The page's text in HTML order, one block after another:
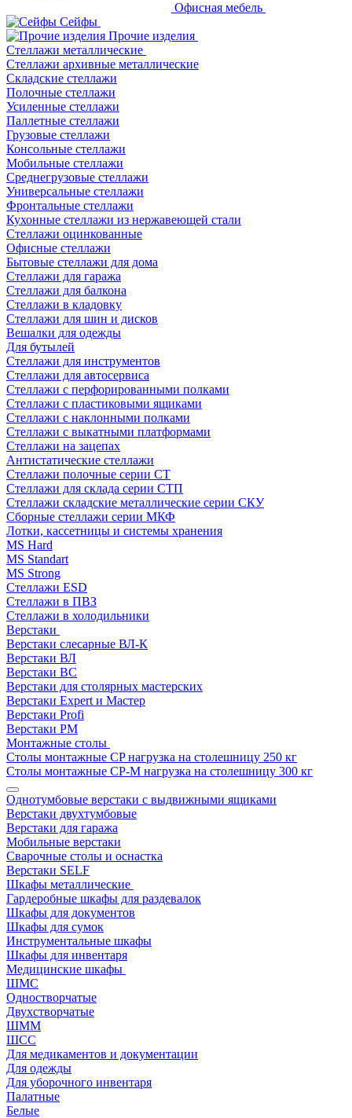
Офисная мебель
Сейфы
Прочие изделия
Стеллажи металлические
Cтеллажи архивные металлические
Складские стеллажи
Полочные стеллажи
Усиленные стеллажи
Паллетные стеллажи
Грузовые стеллажи
Консольные стеллажи
Мобильные стеллажи
Среднегрузовые стеллажи
Универсальные стеллажи
Фронтальные стеллажи
Кухонные стеллажи из нержавеющей стали
Стеллажи оцинкованные
Офисные стеллажи
Бытовые стеллажи для дома
Стеллажи для гаража
Стеллажи для балкона
Стеллажи в кладовку
Стеллажи для шин и дисков
Вешалки для одежды
Для бутылей
Стеллажи для инструментов
Стеллажи для автосервиса
Стеллажи с перфорированными полками
Стеллажи с пластиковыми ящиками
Стеллажи с наклонными полками
Стеллажи с выкатными платформами
Стеллажи на зацепах
Антистатические стеллажи
Стеллажи полочные серии СТ
Стеллажи для склада серии СТП
Стеллажи складские металлические серии СКУ
Сборные стеллажи серии МКФ
Лотки, кассетницы и системы хранения
MS Hard
MS Standart
MS Strong
Стеллажи ESD
Стеллажи в ПВЗ
Стеллажи в холодильники
Верстаки
Верстаки слесарные ВЛ-К
Верстаки ВЛ
Верстаки ВС
Верстаки для столярных мастерских
Верстаки Expert и Мастер
Верстаки Profi
Верстаки РМ
Монтажные столы
Столы монтажные СP нагрузка на столешницу 250 кг
Столы монтажные СР-М нагрузка на столешницу 300 кг
Однотумбовые верстаки с выдвижными ящиками
Верстаки двухтумбовые
Верстаки для гаража
Мобильные верстаки
Сварочные столы и оснастка
Верстаки SELF
Шкафы металлические
Гардеробные шкафы для раздевалок
Шкафы для документов
Шкафы для сумок
Инструментальные шкафы
Шкафы для инвентаря
Медицинские шкафы
ШМС
Одностворчатые
Двухстворчатые
ШММ
ШСС
Для медикаментов и документации
Для одежды
Для уборочного инвентаря
Палатные
Белые